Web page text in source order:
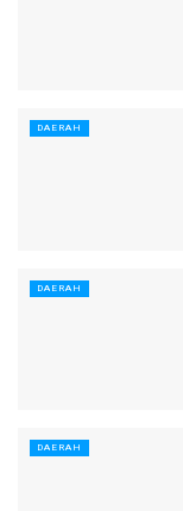
DAERAH
DAERAH
DAERAH